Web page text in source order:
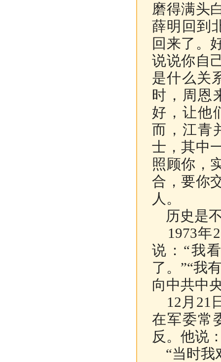
磨得满头
薛明回到
回来了。
说说你自
是什么关
时，周恩
好，让他
而，江青
士，其中
照顾你，
合，要你
人。
历史是
1973年2
说：“我
了。”“我
向中共中
12月21
在军委常
反。他说
“当时我